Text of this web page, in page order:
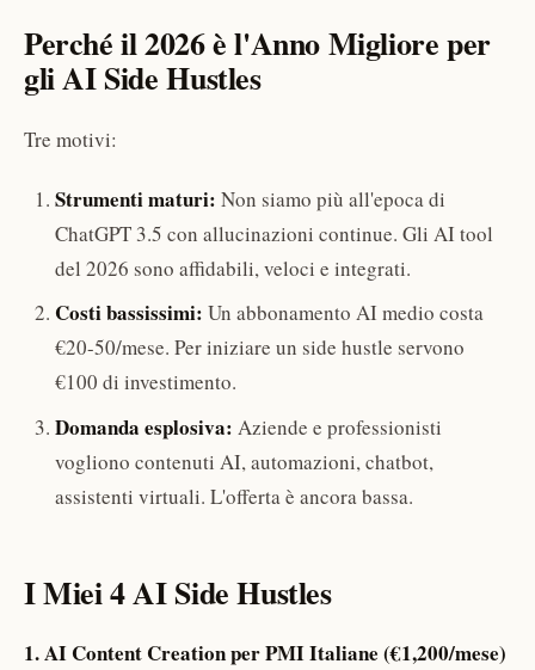
Perché il 2026 è l'Anno Migliore per
gli AI Side Hustles
Tre motivi:
Strumenti maturi: Non siamo più all'epoca di
ChatGPT 3.5 con allucinazioni continue. Gli AI tool
del 2026 sono affidabili, veloci e integrati.
Costi bassissimi: Un abbonamento AI medio costa
€20-50/mese. Per iniziare un side hustle servono
€100 di investimento.
Domanda esplosiva: Aziende e professionisti
vogliono contenuti AI, automazioni, chatbot,
assistenti virtuali. L'offerta è ancora bassa.
I Miei 4 AI Side Hustles
1. AI Content Creation per PMI Italiane (€1,200/mese)